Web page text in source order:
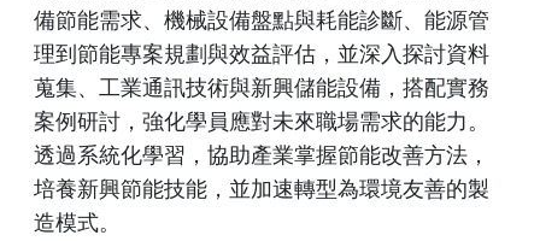
備節能需求、機械設備盤點與耗能診斷、能源管
理到節能專案規劃與效益評估，並深入探討資料
蒐集、工業通訊技術與新興儲能設備，搭配實務
案例研討，強化學員應對未來職場需求的能力。
透過系統化學習，協助產業掌握節能改善方法，
培養新興節能技能，並加速轉型為環境友善的製
造模式。